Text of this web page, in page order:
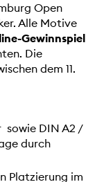
Open
Alle Motive
Gewinnspiel
Die
dem 11.
sowie DIN A2 /
durch
Platzierung im